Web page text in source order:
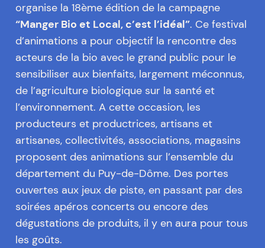
organise la 18ème édition de la campagne
“Manger Bio et Local, c’est l’idéal”. Ce festival
d’animations a pour objectif la rencontre des
acteurs de la bio avec le grand public pour le
sensibiliser aux bienfaits, largement méconnus,
de l’agriculture biologique sur la santé et
l’environnement. A cette occasion, les
producteurs et productrices, artisans et
artisanes, collectivités, associations, magasins
proposent des animations sur l’ensemble du
département du Puy-de-Dôme. Des portes
ouvertes aux jeux de piste, en passant par des
soirées apéros concerts ou encore des
dégustations de produits, il y en aura pour tous
les goûts.